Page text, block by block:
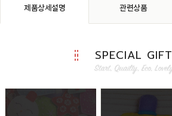
제품상세설명 관련상품
SPECIAL GIFT